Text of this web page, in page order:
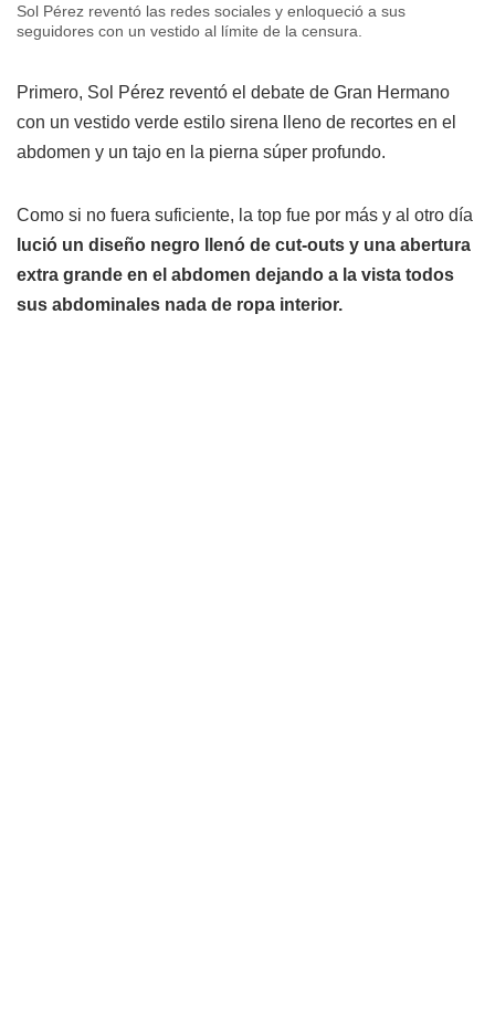
Sol Pérez reventó las redes sociales y enloqueció a sus
seguidores con un vestido al límite de la censura.
Primero, Sol Pérez reventó el debate de Gran Hermano
con un vestido verde estilo sirena lleno de recortes en el
abdomen y un tajo en la pierna súper profundo.
Como si no fuera suficiente, la top fue por más y al otro día
lució un diseño negro llenó de cut-outs y una abertura
extra grande en el abdomen dejando a la vista todos
sus abdominales nada de ropa interior.